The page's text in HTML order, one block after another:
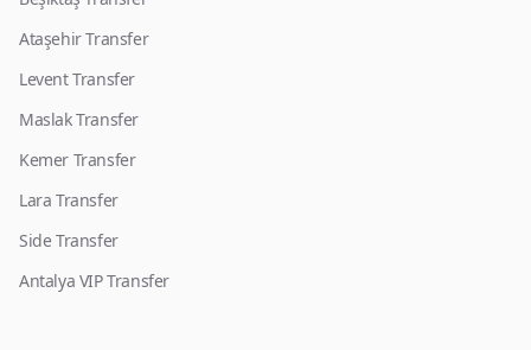
Ataşehir Transfer
Levent Transfer
Maslak Transfer
Kemer Transfer
Lara Transfer
Side Transfer
Antalya VIP Transfer